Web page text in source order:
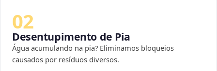
02
Desentupimento de Pia
Água acumulando na pia? Eliminamos bloqueios
causados por resíduos diversos.